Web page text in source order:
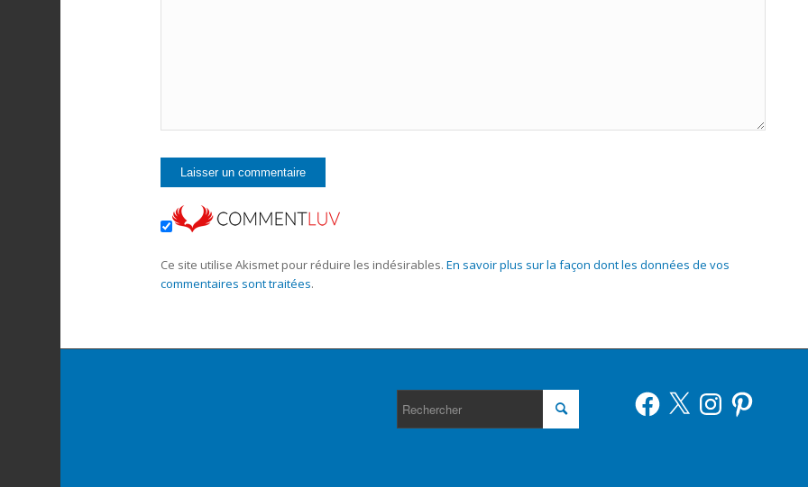
Ce site utilise Akismet pour réduire les indésirables. En savoir plus sur la façon dont les données de vos
commentaires sont traitées.
Facebook
X InstagramPinterest